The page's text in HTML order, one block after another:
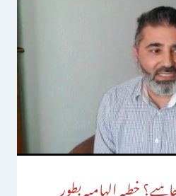
خطبہ الہامیہ بطور